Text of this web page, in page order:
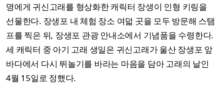
명에게 귀신고래를 형상화한 캐릭터 장생이 인형 키링을
선물한다. 장생포 내 체험 장소 여덟 곳을 모두 방문해 스탬
프를 찍은 뒤, 장생포 관광 안내소에서 기념품을 수령한다.
세 캐릭터 중 아기 고래 생일은 귀신고래가 울산 장생포 앞
바다에서 다시 뛰놀기를 바라는 마음을 담아 고래의 날인
4월 15일로 정했다.